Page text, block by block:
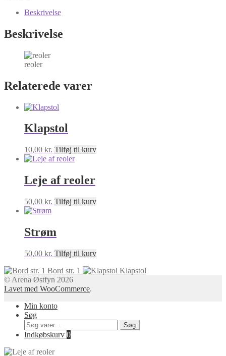
Beskrivelse
Beskrivelse
reoler
Relaterede varer
Klapstol
10,00 kr. Tilføj til kurv
Leje af reoler
50,00 kr. Tilføj til kurv
Strøm
50,00 kr. Tilføj til kurv
Bord str. 1
Klapstol
© Arena Østfyn 2026
Lavet med WooCommerce.
Min konto
Søg
Søg
efter:
Søg
Indkøbskurv 0